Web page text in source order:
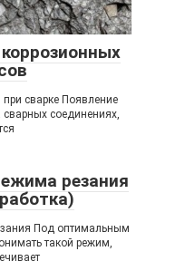
сварке Появление
соединениях,
резания
Под оптимальным
такой режим,